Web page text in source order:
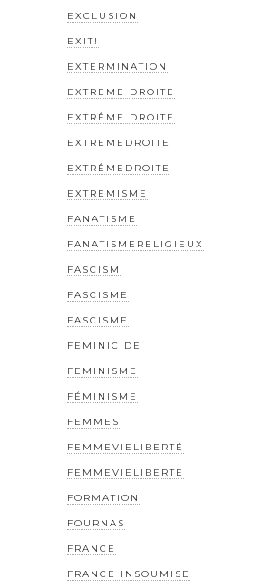
EXCLUSION
EXIT!
EXTERMINATION
EXTREME DROITE
EXTRÊME DROITE
EXTREMEDROITE
EXTRÊMEDROITE
EXTREMISME
FANATISME
FANATISMERELIGIEUX
FASCISM
FASCISME
FASCISME
FEMINICIDE
FEMINISME
FÉMINISME
FEMMES
FEMMEVIELIBERTÉ
FEMMEVIELIBERTE
FORMATION
FOURNAS
FRANCE
FRANCE INSOUMISE